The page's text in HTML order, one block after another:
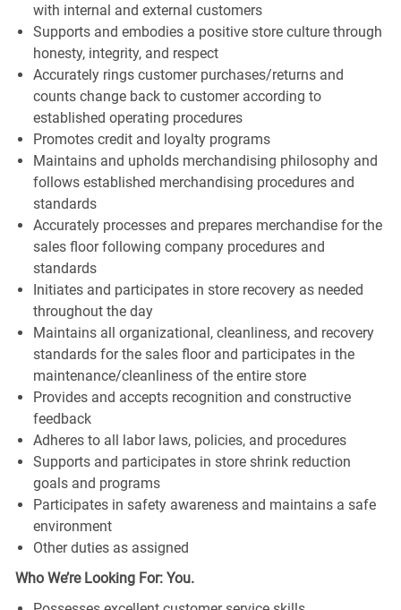
with internal and external customers
Supports and embodies a positive store culture through
honesty, integrity, and respect
Accurately rings customer purchases/returns and
counts change back to customer according to
established operating procedures
Promotes credit and loyalty programs
Maintains and upholds merchandising philosophy and
follows established merchandising procedures and
standards
Accurately processes and prepares merchandise for the
sales floor following company procedures and
standards
Initiates and participates in store recovery as needed
throughout the day
Maintains all organizational, cleanliness, and recovery
standards for the sales floor and participates in the
maintenance/cleanliness of the entire store
Provides and accepts recognition and constructive
feedback
Adheres to all labor laws, policies, and procedures
Supports and participates in store shrink reduction
goals and programs
Participates in safety awareness and maintains a safe
environment
Other duties as assigned
Who We’re Looking For: You.